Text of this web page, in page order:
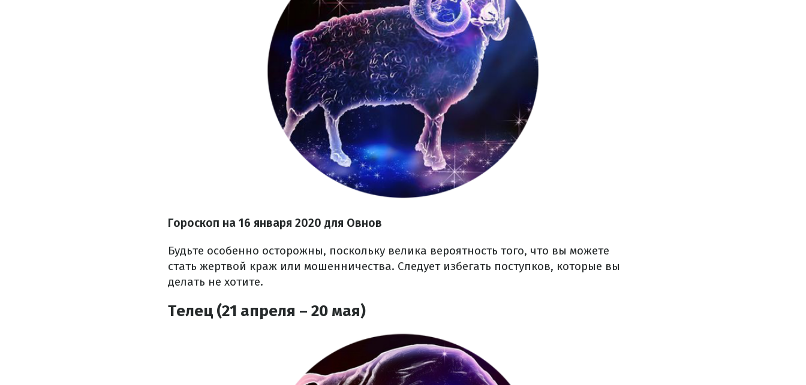
Гороскоп на 16 января 2020 для Овнов
Будьте особенно осторожны, поскольку велика вероятность того, что вы можете
стать жертвой краж или мошенничества. Следует избегать поступков, которые вы
делать не хотите.
Телец (21 апреля – 20 мая)